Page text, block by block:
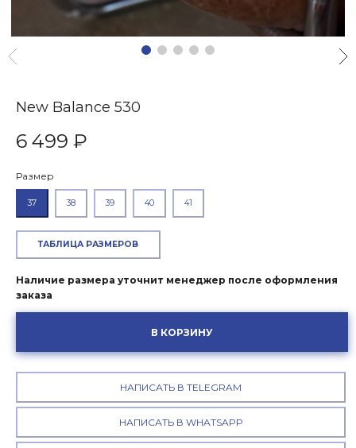
New Balance 530
6 499 ₽
Размер
37 38 39 40 41
ТАБЛИЦА РАЗМЕРОВ
Наличие размера уточнит менеджер после оформления
заказа
В КОРЗИНУ
НАПИСАТЬ В TELEGRAM
НАПИСАТЬ В WHATSAPP